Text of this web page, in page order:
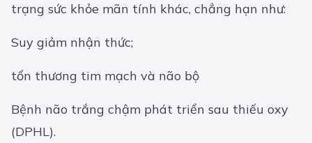
trạng sức khỏe mãn tính khác, chẳng hạn như:
Suy giảm nhận thức;
tổn thương tim mạch và não bộ
Bệnh não trắng chậm phát triển sau thiếu oxy
(DPHL).